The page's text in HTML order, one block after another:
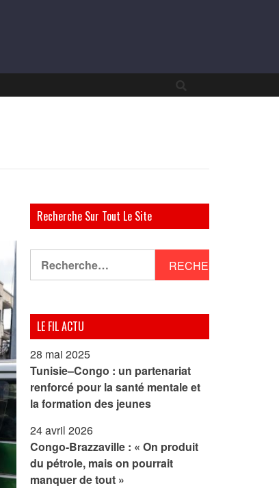
Recherche Sur Tout Le Site
LE FIL ACTU
28 mai 2025
Tunisie–Congo : un partenariat
renforcé pour la santé mentale et
la formation des jeunes
24 avril 2026
Congo-Brazzaville : « On produit
du pétrole, mais on pourrait
manquer de tout »